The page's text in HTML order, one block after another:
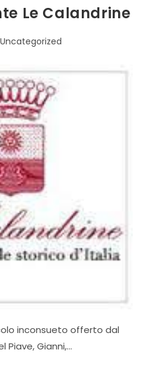
Le Calandrine
Uncategorized
inconsueto offerto dal
Piave, Gianni,…